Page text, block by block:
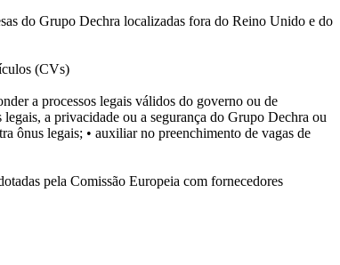
do Grupo Dechra localizadas fora do Reino Unido e do
(CVs)
a processos legais válidos do governo ou de
a privacidade ou a segurança do Grupo Dechra ou
ônus legais; • auxiliar no preenchimento de vagas de
pela Comissão Europeia com fornecedores